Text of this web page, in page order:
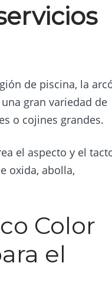
de piscina, la
gran variedad de
o cojines grandes.
el aspecto y el
oxida, abolla,
Color
el